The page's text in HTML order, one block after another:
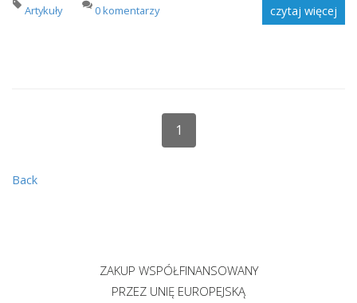
Artykuły
0 komentarzy czytaj więcej
1
Back
ZAKUP WSPÓŁFINANSOWANY
PRZEZ UNIĘ EUROPEJSKĄ